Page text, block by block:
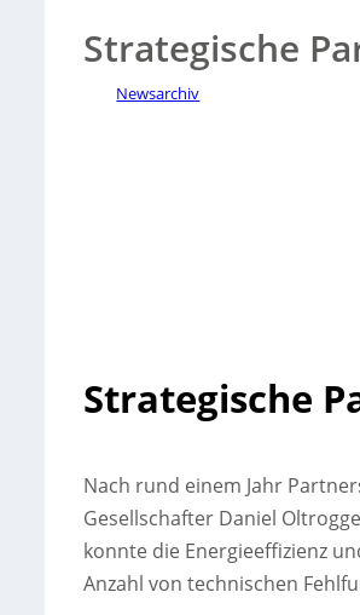
Strategische
Newsarchiv
Strategische
Nach rund einem Jahr
Gesellschafter Daniel
konnte die Energieeffizienz
Anzahl von technischen